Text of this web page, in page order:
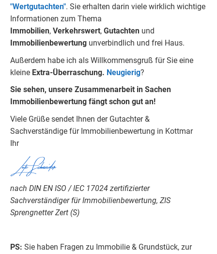
"Wertgutachten". Sie erhalten darin viele wirklich wichtige
Informationen zum Thema
Immobilien, Verkehrswert, Gutachten und
Immobilienbewertung unverbindlich und frei Haus.
Außerdem habe ich als Willkommensgruß für Sie eine
kleine Extra-Überraschung. Neugierig?
Sie sehen, unsere Zusammenarbeit in Sachen
Immobilienbewertung fängt schon gut an!
Viele Grüße sendet Ihnen der Gutachter &
Sachverständige für Immobilienbewertung in Kottmar
Ihr
Lutz Schneider
nach DIN EN ISO / IEC 17024 zertifizierter
Sachverständiger für Immobilienbewertung, ZIS
Sprengnetter Zert (S)
PS: Sie haben Fragen zu Immobilie & Grundstück, zur